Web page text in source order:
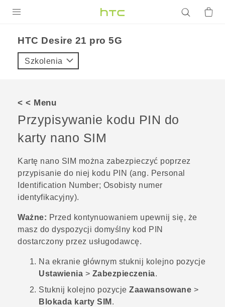
VIVE
VIVERSE
POMOC TECHNICZNA
Urządzenia i akcesoria HTC
Zaloguj się
HTC Desire 21 pro 5G‎
Szkolenia
< < Menu
Przypisywanie kodu PIN do
karty nano SIM
Kartę nano SIM można zabezpieczyć poprzez
przypisanie do niej kodu PIN (ang. Personal
Identification Number; Osobisty numer
identyfikacyjny).
Ważne: Przed kontynuowaniem upewnij się, że
masz do dyspozycji domyślny kod PIN
dostarczony przez usługodawcę.
Na ekranie głównym stuknij kolejno pozycje
Ustawienia > Zabezpieczenia.
Stuknij kolejno pozycje Zaawansowane >
Blokada karty SIM .